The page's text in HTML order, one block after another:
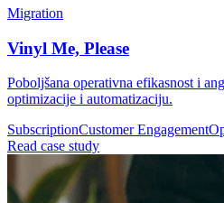
Migration
Vinyl Me, Please
Poboljšana operativna efikasnost i
optimizacije i automatizaciju.
SubscriptionCustomer Engagement
Read case study